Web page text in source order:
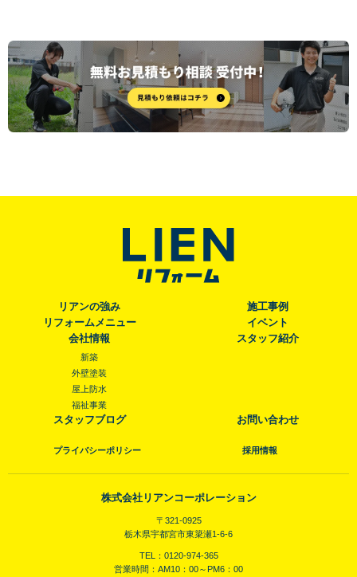
株式会社リアンコーポレーション
〒321-0925
栃木県宇都宮市東簗瀬1-6-6
TEL：0120-974-365
営業時間：AM10：00～PM6：00
リアンの強み
施工事例
リフォームメニュー
イベント
会社情報
新築
外壁塗装
屋上防水
福祉事業
スタッフ紹介
スタッフブログ お問い合わせ
プライバシーポリシー 採用情報